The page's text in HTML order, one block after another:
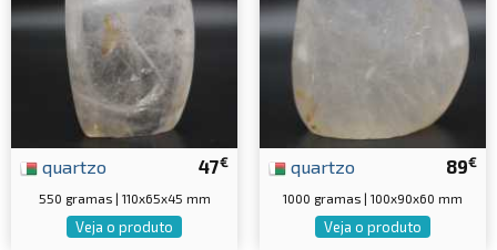
47€
quartzo
550 gramas | 110x65x45 mm
Veja o produto
89€
quartzo
1000 gramas | 100x90x60 mm
Veja o produto